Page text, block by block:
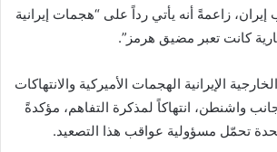
زاعمةً أنه يأتي رداً على “هجمات إيرانية
الإيرانية الهجمات الأميركية والانتهاكات
واشنطن، انتهاكاً لمذكرة التفاهم، مؤكدةً
تحمّل مسؤولية عواقب هذا التصعيد.